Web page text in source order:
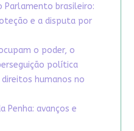
Parlamento brasileiro:
e a disputa por
o poder, o
política
humanos no
Penha: avanços e